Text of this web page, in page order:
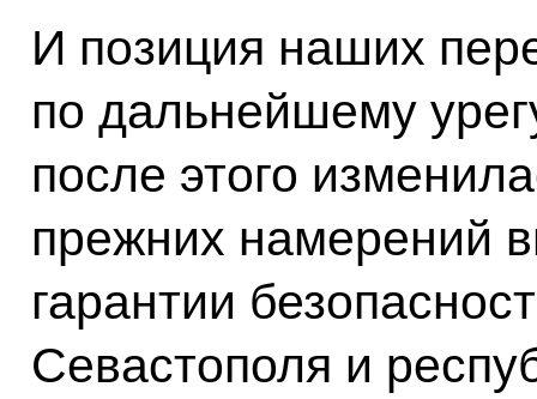
И позиция наших
по дальнейшему
после этого
прежних намерений
гарантии
Севастополя и